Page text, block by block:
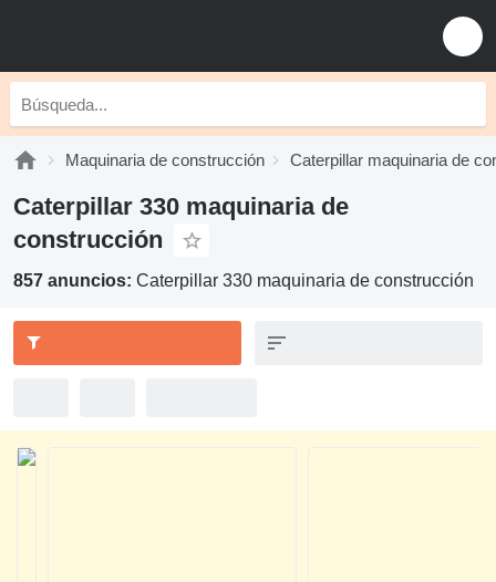
Maquinaria de construcción Caterpillar maquinaria de
Caterpillar 330 maquinaria de
construcción
857 anuncios: Caterpillar 330 maquinaria de construcción